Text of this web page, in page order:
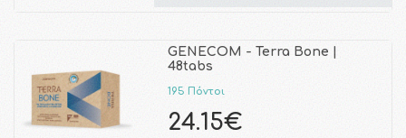
GENECOM - Terra Bone |
48tabs
195 Πόντοι
24.15€